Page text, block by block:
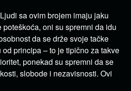
sa ovim brojem imaju jaku
oni su spremni da idu
da se drže svoje tačke
principa – to je tipično za takve
ponekad su spremni da se
slobode i nezavisnosti. Ovi